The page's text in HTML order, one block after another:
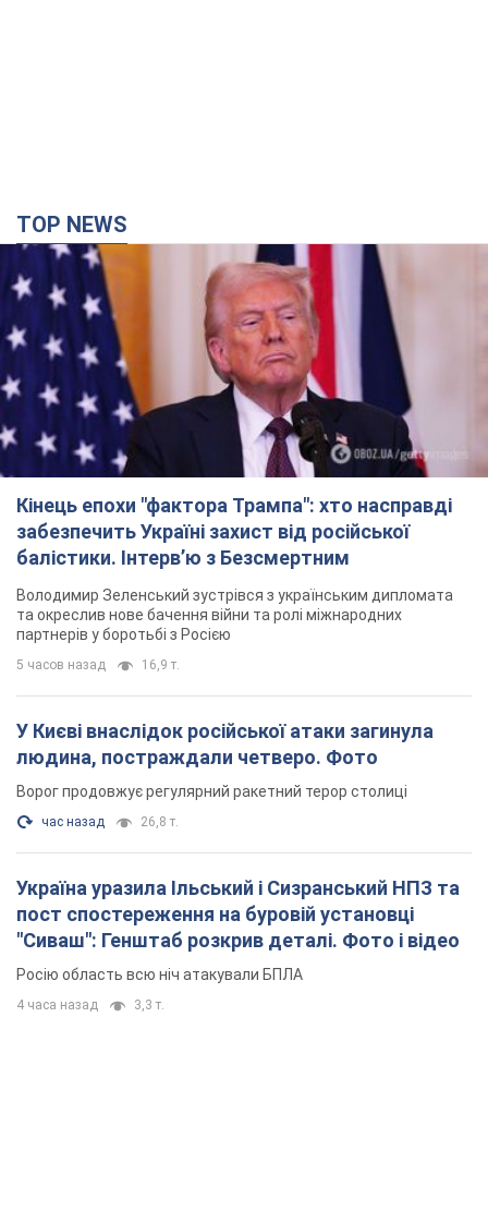
TOP NEWS
Кінець епохи "фактора Трампа": хто насправді
забезпечить Україні захист від російської
балістики. Інтерв’ю з Безсмертним
Володимир Зеленський зустрівся з українським дипломата
та окреслив нове бачення війни та ролі міжнародних
партнерів у боротьбі з Росією
5 часов назад 16,9 т.
У Києві внаслідок російської атаки загинула
людина, постраждали четверо. Фото
Ворог продовжує регулярний ракетний терор столиці
час назад 26,8 т.
Україна уразила Ільський і Сизранський НПЗ та
пост спостереження на буровій установці
"Сиваш": Генштаб розкрив деталі. Фото і відео
Росію область всю ніч атакували БПЛА
4 часа назад 3,3 т.